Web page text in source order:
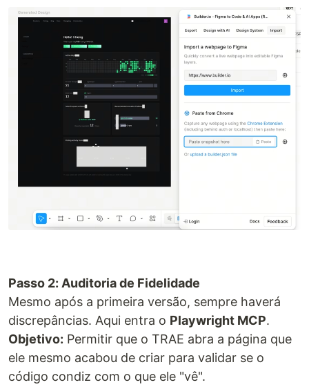
Passo 2: Auditoria de Fidelidade
Mesmo após a primeira versão, sempre haverá
discrepâncias. Aqui entra o Playwright MCP.
Objetivo: Permitir que o TRAE abra a página que
ele mesmo acabou de criar para validar se o
código condiz com o que ele "vê".